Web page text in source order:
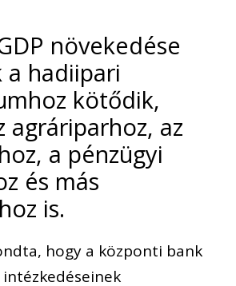
növekedése
a hadiipari
kötődik,
agráriparhoz, az
a pénzügyi
és más
is.
hogy a központi bank